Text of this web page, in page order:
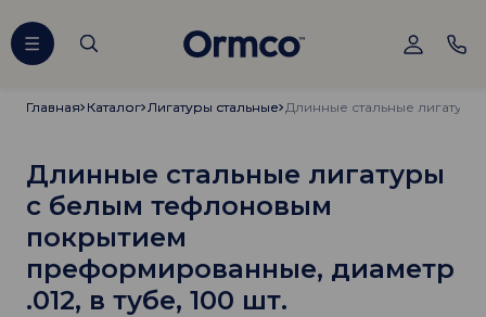
Главная
Главная Каталог
Каталог Лигатуры стальные
Лигатуры стальные
Длинные стальные лигатуры
с белым тефлоновым
покрытием
преформированные, диаметр
.012, в тубе, 100 шт.